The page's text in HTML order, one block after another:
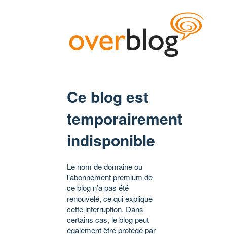
Ce blog est
temporairement
indisponible
Le nom de domaine ou
l’abonnement premium de
ce blog n’a pas été
renouvelé, ce qui explique
cette interruption. Dans
certains cas, le blog peut
également être protégé par